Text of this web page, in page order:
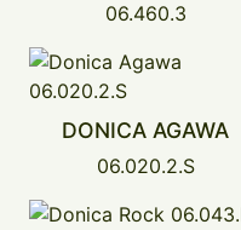
06.460.3
DONICA AGAWA
06.020.2.S